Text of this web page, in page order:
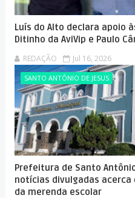
Luís do Alto declara apoio
Ditinho da AviVip e Paulo
REDAÇÃO Jul 16, 2026
SANTO ANTÔNIO DE JESUS
Prefeitura de Santo
notícias divulgadas
da merenda escolar